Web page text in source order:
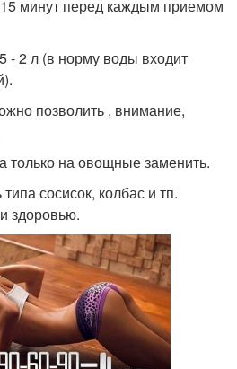
минут перед каждым приемом
- 2 л (в норму воды входит
позволить , внимание,
только на овощные заменить.
сосисок, колбас и тп.
здоровью.